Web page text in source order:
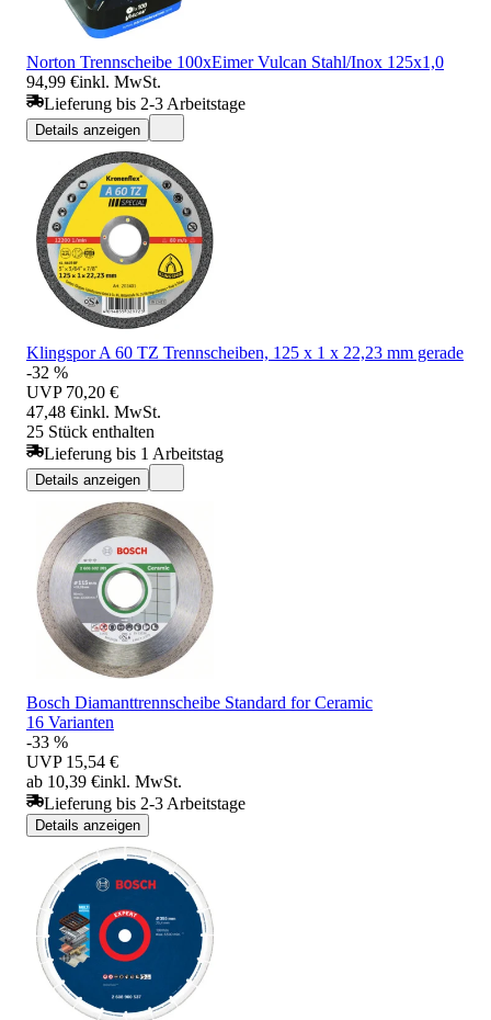
Norton Trennscheibe 100xEimer Vulcan Stahl/Inox 125x1,0
94,99 €inkl. MwSt.
Lieferung bis 2-3 Arbeitstage
Details anzeigen
Klingspor A 60 TZ Trennscheiben, 125 x 1 x 22,23 mm gerade
-32 %
UVP 70,20 €
47,48 €inkl. MwSt.
25 Stück enthalten
Lieferung bis 1 Arbeitstag
Details anzeigen
Bosch Diamanttrennscheibe Standard for Ceramic
16 Varianten
-33 %
UVP 15,54 €
ab 10,39 €inkl. MwSt.
Lieferung bis 2-3 Arbeitstage
Details anzeigen